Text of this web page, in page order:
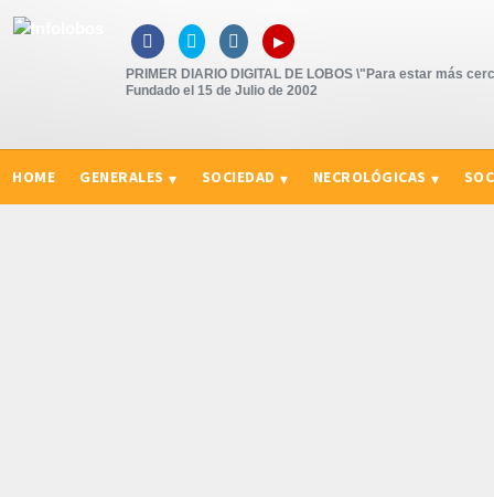
   ▸
PRIMER DIARIO DIGITAL DE LOBOS \"Para estar más
Fundado el 15 de Julio de 2002
HOME GENERALES SOCIEDAD NECROLÓGICAS